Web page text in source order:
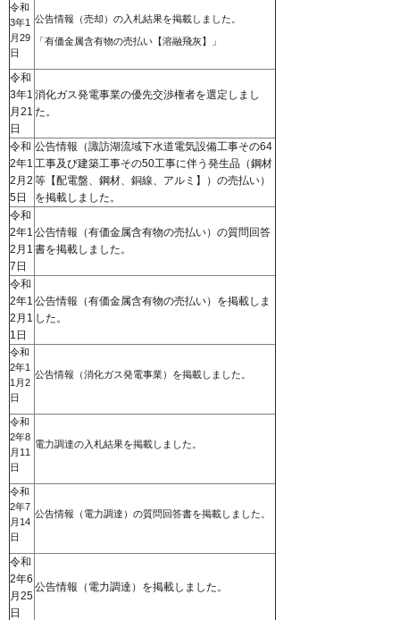
令和
3年1
月29
日
公告情報（売却）の入札結果を掲載しました。
「有価金属含有物の売払い【溶融飛灰】」
令和
3年1
月21
日
消化ガス発電事業の優先交渉権者を選定しまし
た。
令和
2年1
2月2
5日
公告情報（諏訪湖流域下水道電気設備工事その64
工事及び建築工事その50工事に伴う発生品（鋼材
等【配電盤、鋼材、銅線、アルミ】）の売払い）
を掲載しました。
令和
2年1
2月1
7日
公告情報（有価金属含有物の売払い）の質問回答
書を掲載しました。
令和
2年1
2月1
1日
公告情報（有価金属含有物の売払い）を掲載しま
した。
令和
2年1
1月2
日
公告情報（消化ガス発電事業）を掲載しました。
令和
2年8
月11
日
電力調達の入札結果を掲載しました。
令和
2年7
月14
日
公告情報（電力調達）の質問回答書を掲載しました。
令和
2年6
月25
日
公告情報（電力調達）を掲載しました。